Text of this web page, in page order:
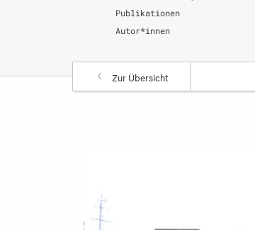
Publikationen
Autor*innen
Zur Übersicht